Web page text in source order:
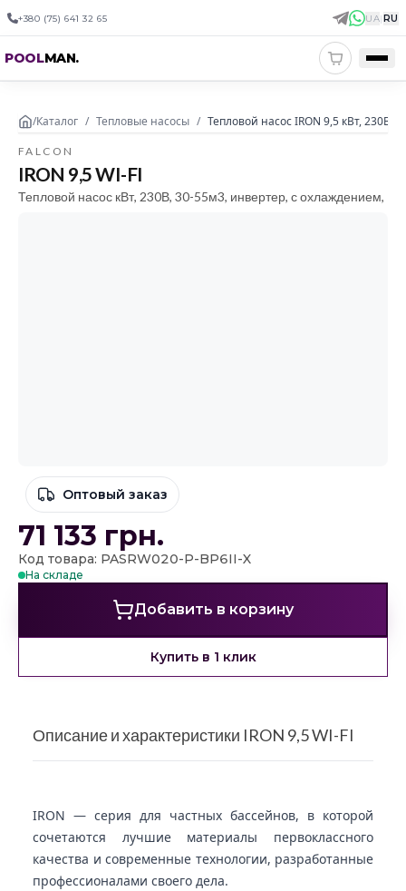
+380 (75) 641 32 65 UA|RU
POOLMAN.
/Каталог / Тепловые насосы / Тепловой насос IRON 9,5 кВт, 230В,
FALCON
IRON 9,5 WI-FI
Тепловой насос кВт, 230В, 30-55м3, инвертер, с охлаждением,
Оптовый заказ
71 133 грн.
Код товара: PASRW020-P-BP6II-X
На складе
Добавить в корзину
Купить в 1 клик
Описание и характеристики IRON 9,5 WI-FI
IRON — серия для частных бассейнов, в которой
сочетаются лучшие материалы первоклассного
качества и современные технологии, разработанные
профессионалами своего дела.